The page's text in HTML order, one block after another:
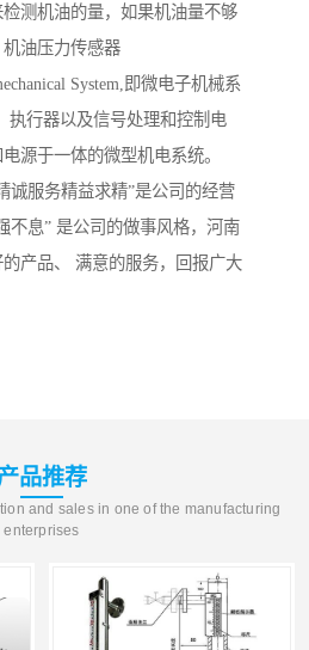
测机油的量，如果机油量不够
油压力传感器
System,即微电子机械系
执行器以及信号处理和控制电
源于一体的微型机电系统。
诚服务精益求精”是公司的经营
不息” 是公司的做事风格，河南
产品、 满意的服务，回报广大
品推荐
and sales in one of the manufacturing
enterprises